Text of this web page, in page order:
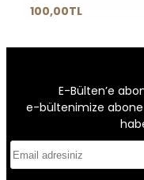
100,00TL
E-Bülten’e
e-bültenimize abone